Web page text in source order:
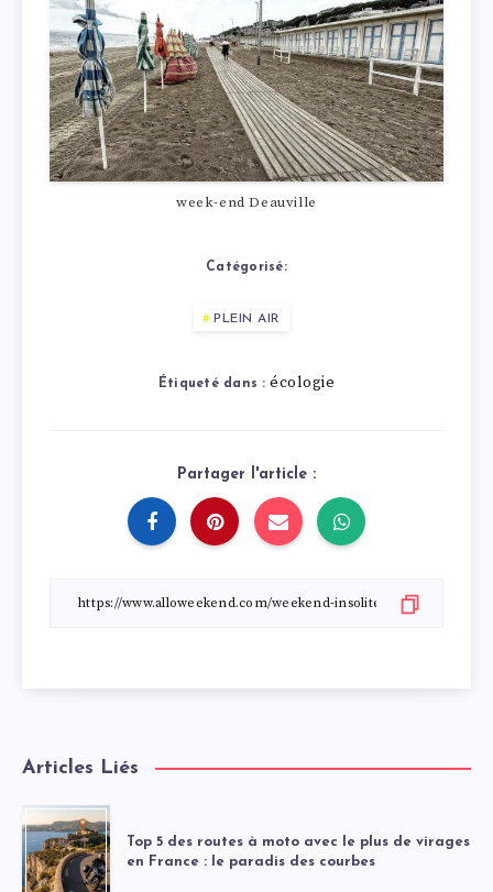
week-end Deauville
Catégorisé:
PLEIN AIR
Étiqueté dans : écologie
Partager l'article :
Articles Liés
Top 5 des routes à moto avec le plus de virages
en France : le paradis des courbes